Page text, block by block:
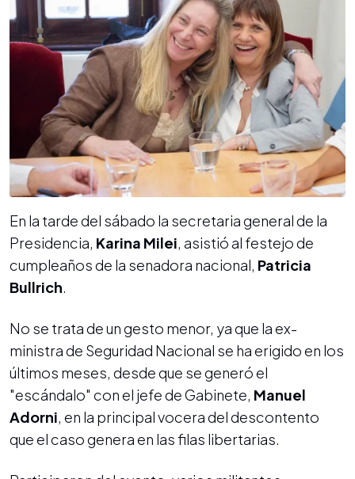
En la tarde del sábado la secretaria general de la
Presidencia, Karina Milei, asistió al festejo de
cumpleaños de la senadora nacional, Patricia
Bullrich.
No se trata de un gesto menor, ya que la ex-
ministra de Seguridad Nacional se ha erigido en los
últimos meses, desde que se generó el
"escándalo" con el jefe de Gabinete, Manuel
Adorni, en la principal vocera del descontento
que el caso genera en las filas libertarias.